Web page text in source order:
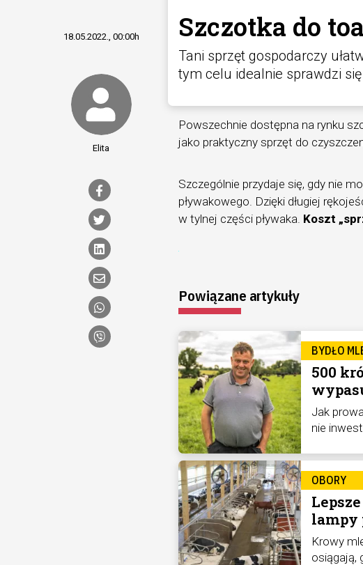
Szczotka do
Tani sprzęt gospodarczy
tym celu idealnie sprawdzi
18.05.2022., 00:00h
Elita
Powszechnie dostępna na rynku
jako praktyczny sprzęt do
Szczególnie przydaje się, gdy nie
pływakowego. Dzięki długiej
w tylnej części pływaka. Koszt
Powiązane artykuły
BYDŁO
500
mleka
Jak
nie
OBORY
lampy
Krowy
osiągają,